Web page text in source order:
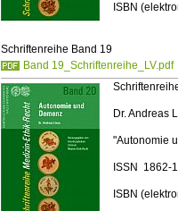
ISBN
Schriftenreihe Band 19
Band 19_Schriftenreihe_LV.pdf
Dr. Andreas
"Autonomie
ISSN 1862-
ISBN